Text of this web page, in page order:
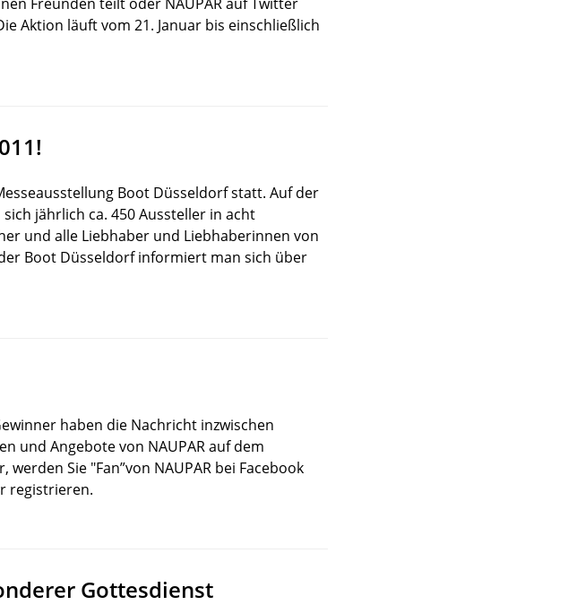
Aktion läuft vom 21. Januar bis einschließlich
Boot Düsseldorf statt. Auf der
jährlich ca. 450 Aussteller in acht
und alle Liebhaber und Liebhaberinnen von
Boot Düsseldorf informiert man sich über
haben die Nachricht inzwischen
und Angebote von NAUPAR auf dem
Sie "Fan”von NAUPAR bei Facebook
registrieren.
Gottesdienst